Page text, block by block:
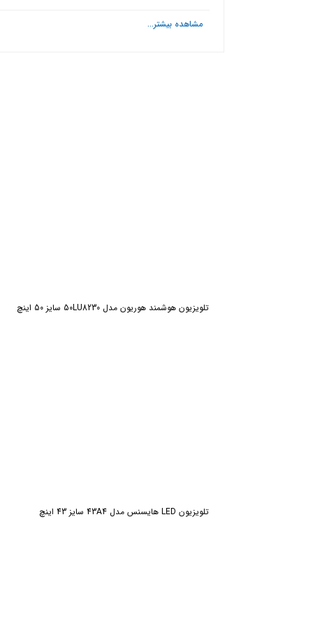
مشاهده بیشتر...
تلویزیون هوشمند هوریون مدل 50LU8230 سایز 50 اینچ
تلویزیون LED هایسنس مدل 43A4 سایز 43 اینچ